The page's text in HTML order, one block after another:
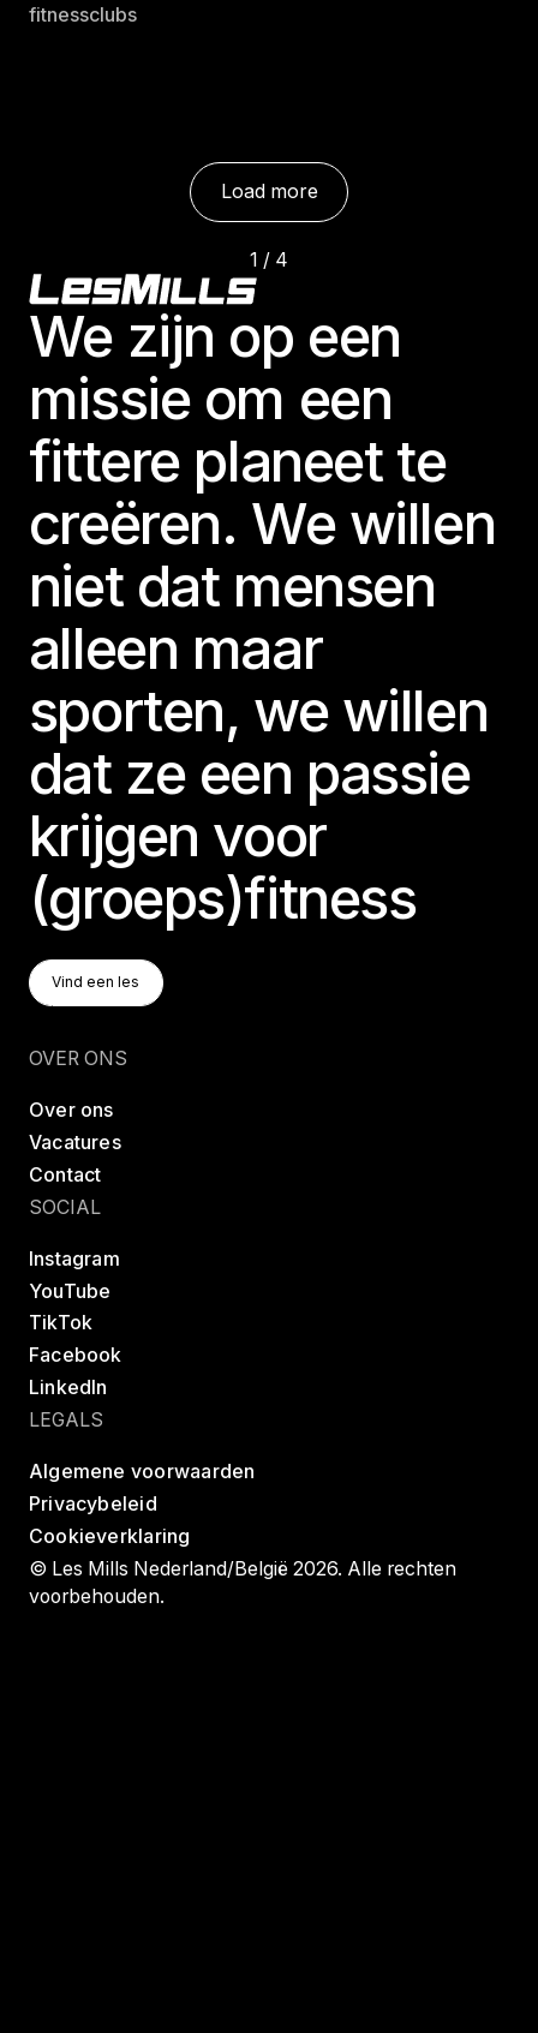
fitnessclubs
Load more
This is som
e text inside of a div block.
1 / 4
Footer
We zijn op een
missie om een
fittere planeet te
creëren. We willen
niet dat mensen
alleen maar
sporten, we willen
dat ze een passie
krijgen voor
(groeps)fitness
Vind Een Les
Vind een les
OVER ONS
Over ons
Vacatures
Contact
SOCIAL
Instagram
YouTube
TikTok
Facebook
LinkedIn
LEGALS
Algemene voorwaarden
Privacybeleid
Cookieverklaring
© Les Mills Nederland/België 2026. Alle rechten
voorbehouden.